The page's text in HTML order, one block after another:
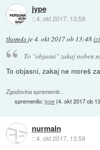
jype
::4. okt 2017, 13:58
thom4s je4. okt 2017 ob 13:48
To "objasni" zakaj noben
To objasni, zakaj ne moreš
Zgodovina sprememb…
spremenilo:jype(4. okt 2017 ob
nurmaln
::4. okt 2017, 13:59